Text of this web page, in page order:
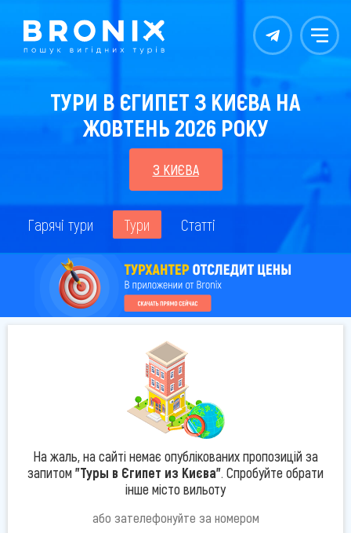
Контакты Меню
ТУРИ В ЄГИПЕТ З КИЄВА НА
ЖОВТЕНЬ 2026 РОКУ
З КИЄВА
Гарячі тури Тури Статті
На жаль, на сайті немає опублікованих пропозицій за
запитом "Туры в Єгипет из Києва". Спробуйте обрати
інше місто вильоту
або зателефонуйте за номером